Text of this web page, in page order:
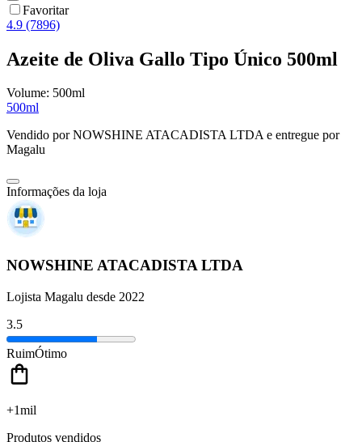
Favoritar
4.9 (7896)
Azeite de Oliva Gallo Tipo Único 500ml
Volume: 500ml
500ml
Vendido porNOWSHINE ATACADISTA LTDAe entregue por
Magalu
Informações da loja
NOWSHINE ATACADISTA LTDA
Lojista Magalu desde 2022
3.5
RuimÓtimo
+1mil
Produtos vendidos